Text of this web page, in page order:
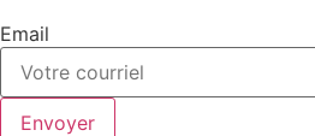
Email
Envoyer